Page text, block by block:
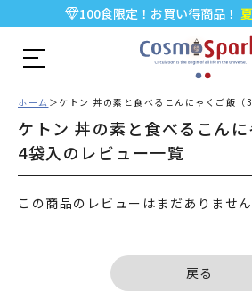
100食限定！お買い得商品！
5,000円以上のお買い物で全
新規会員登録で今すぐ使える500ポ
ホーム ケトン 丼の素と食べるこんにゃくご飯（
ケトン 丼の素と食べるこんに
4袋入のレビュー一覧
この商品のレビューはまだありません
戻る